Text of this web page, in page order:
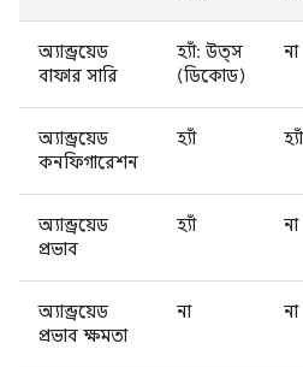
অ্যান্ড্রয়েড
বাফার সারি
হ্যাঁ: উত্স
(ডিকোড)
না
অ্যান্ড্রয়েড
কনফিগারেশন
হ্যাঁ হ্যাঁ
অ্যান্ড্রয়েড
প্রভাব
হ্যাঁ না
অ্যান্ড্রয়েড
প্রভাব ক্ষমতা
না না